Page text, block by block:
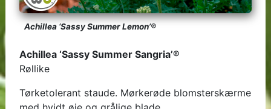
Achillea ‘Sassy Summer Lemon’®
Achillea ‘Sassy Summer Sangria’®
Røllike
Tørketolerant staude. Mørkerøde blomsterskærme